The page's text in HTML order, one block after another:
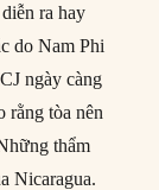
ra hay
do Nam Phi
ngày càng
rằng tòa nên
thẩm
Nicaragua.